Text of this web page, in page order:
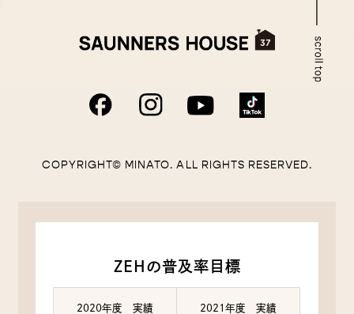
COPYRIGHT© MINATO. ALL RIGHTS RESERVED.
ZEHの普及率目標
2020年度 実績 2021年度 実績